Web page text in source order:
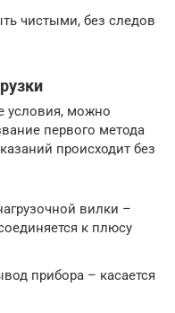
чистыми, без следов
условия, можно
первого метода
происходит без
вилки –
к плюсу
прибора – касается